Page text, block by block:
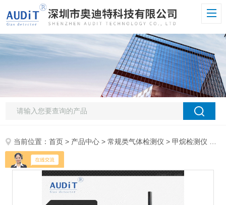
当前位置：首页 > 产品中心 >常规类气体检测仪 > 甲烷检测仪